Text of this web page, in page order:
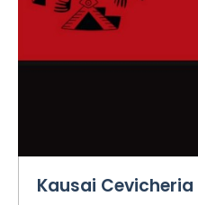
Kausai Cevicheria